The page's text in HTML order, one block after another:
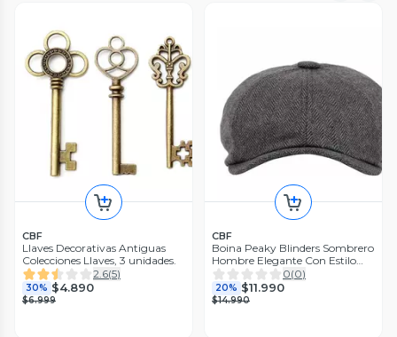
CBF
Llaves Decorativas Antiguas
Colecciones Llaves, 3 unidades.
2.6(5)
30% $4.890
$6.999
CBF
Boina Peaky Blinders Sombrero
Hombre Elegante Con Estilo
Gris Oscuro
0(0)
20% $11.990
$14.990